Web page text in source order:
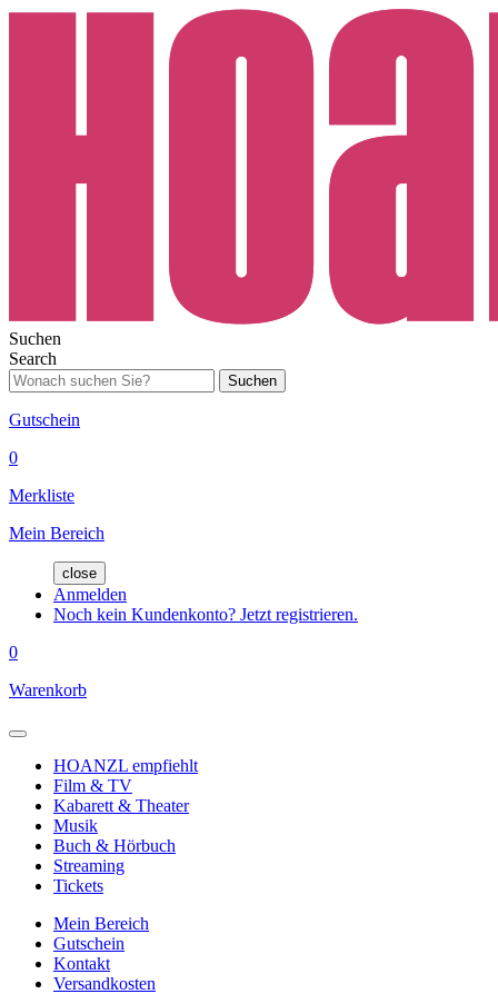
Suchen
Search
Suchen
Gutschein
0
Merkliste
Mein Bereich
close
Anmelden
Noch kein Kundenkonto? Jetzt registrieren.
0
Warenkorb
HOANZL empfiehlt
Film & TV
Kabarett & Theater
Musik
Buch & Hörbuch
Streaming
Tickets
Mein Bereich
Gutschein
Kontakt
Versandkosten